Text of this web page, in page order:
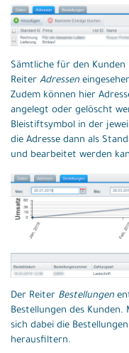
Sämtliche für den
Reiter Adressen
Zudem können hier
angelegt oder gelöscht
Bleistiftsymbol in der
die Adresse dann als
und bearbeitet werden
Der Reiter Bestellungen
Bestellungen des
sich dabei die
herausfiltern.